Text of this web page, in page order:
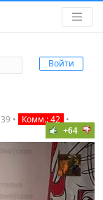
• Комм.: 42 •
+64